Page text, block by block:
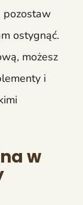
pozostaw
ostygnąć.
możesz
i
w